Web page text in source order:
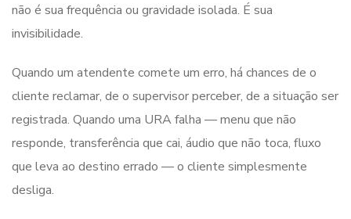
não é sua frequência ou gravidade isolada. É sua
invisibilidade.
Quando um atendente comete um erro, há chances de o
cliente reclamar, de o supervisor perceber, de a situação ser
registrada. Quando uma URA falha — menu que não
responde, transferência que cai, áudio que não toca, fluxo
que leva ao destino errado — o cliente simplesmente
desliga.